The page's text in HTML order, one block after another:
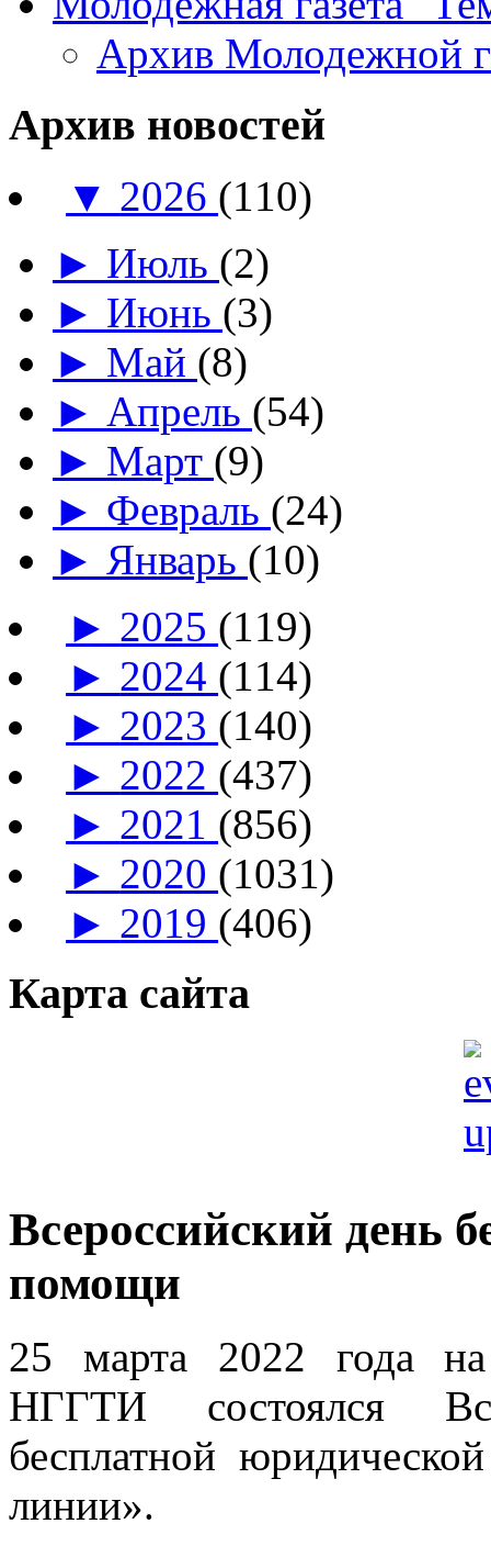
Архив Молодежной
Архив новостей
▼ 2026 (110)
► Июль (2)
► Июнь (3)
► Май (8)
► Апрель (54)
► Март (9)
► Февраль (24)
► Январь (10)
► 2025 (119)
► 2024 (114)
► 2023 (140)
► 2022 (437)
► 2021 (856)
► 2020 (1031)
► 2019 (406)
Карта сайта
Всероссийский день
помощи
25 марта 2022 года
НГГТИ состоялся
бесплатной
линии».